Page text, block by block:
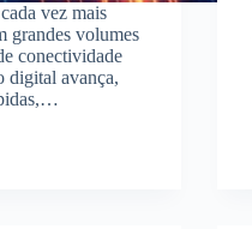
vez mais
grandes volumes
conectividade
digital avança,